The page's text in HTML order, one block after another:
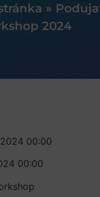
»
2024
00:00
00:00